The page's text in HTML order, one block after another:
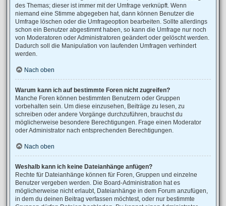
des Themas; dieser ist immer mit der Umfrage verknüpft. Wenn
niemand eine Stimme abgegeben hat, dann können Benutzer die
Umfrage löschen oder die Umfrageoption bearbeiten. Sollte allerdings
schon ein Benutzer abgestimmt haben, so kann die Umfrage nur noch
von Moderatoren oder Administratoren geändert oder gelöscht werden.
Dadurch soll die Manipulation von laufenden Umfragen verhindert
werden.
Nach oben
Warum kann ich auf bestimmte Foren nicht zugreifen?
Manche Foren können bestimmten Benutzern oder Gruppen
vorbehalten sein. Um diese einzusehen, Beiträge zu lesen, zu
schreiben oder andere Vorgänge durchzuführen, brauchst du
möglicherweise besondere Berechtigungen. Frage einen Moderator
oder Administrator nach entsprechenden Berechtigungen.
Nach oben
Weshalb kann ich keine Dateianhänge anfügen?
Rechte für Dateianhänge können für Foren, Gruppen und einzelne
Benutzer vergeben werden. Die Board-Administration hat es
möglicherweise nicht erlaubt, Dateianhänge in dem Forum anzufügen,
in dem du deinen Beitrag verfassen möchtest, oder nur bestimmte